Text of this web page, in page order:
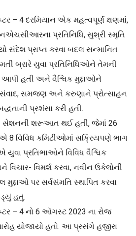
– 4 દરમિયાન એક મહત્વપૂર્ણ ક્ષણમાં,
પ્રતિનિધિ, સુશ્રી સ્મૃતિ
સંદેશ પ્રાપ્ત કરવા બદલ સન્માનિત
બ્રારે યુવા પ્રતિનિધિઓને તેમની
હતી અને વૈશ્વિક મુદ્દાઓને
સમજણ અને કરુણાને પ્રોત્સાહન
પ્રશંસા કરી હતી.
સેશનની શરૂઆત થઈ હતી, જેમાં 26
8 વિવિધ કમિટીઓમાં સક્રિયપણે ભાગ
પ્રતિભાઓને વિવિધ વૈશ્વિક
વિચાર- વિમર્શ કરવા, નવીન ઉકેલોની
પર સર્વસંમતિ સ્થાપિત કરવા
હતું.
– 4 નો 6 ઑગસ્ટ 2023 ના રોજ
યોજાયો હતો. આ પ્રસંગે હજીરા